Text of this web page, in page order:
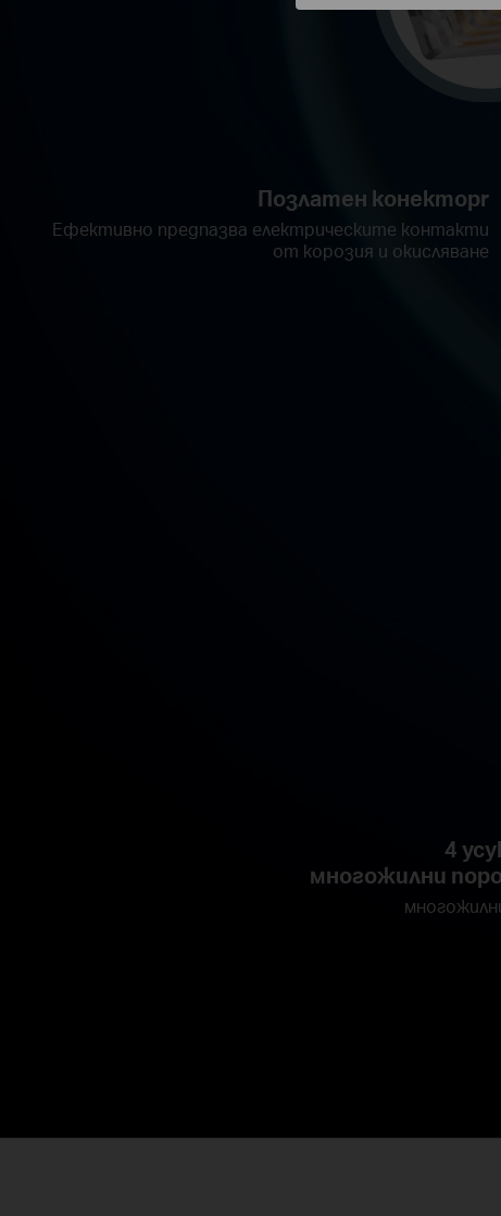
Позлатен конекторr
Ефективно предпазва електрическите контакти
от корозия и окисляване
4
многожилни